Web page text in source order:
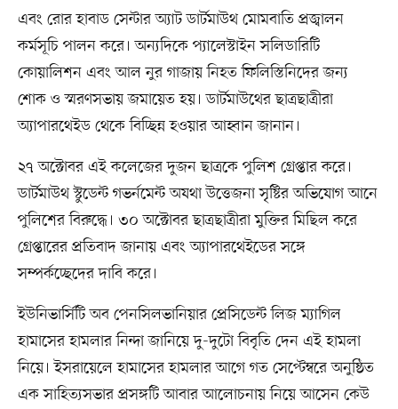
এবং রোর হাবাড সেন্টার অ্যাট ডার্টমাউথ মোমবাতি প্রজ্বালন
কর্মসূচি পালন করে। অন্যদিকে প্যালেস্টাইন সলিডারিটি
কোয়ালিশন এবং আল নুর গাজায় নিহত ফিলিস্তিনিদের জন্য
শোক ও স্মরণসভায় জমায়েত হয়। ডার্টমাউথের ছাত্রছাত্রীরা
অ্যাপারথেইড থেকে বিচ্ছিন্ন হওয়ার আহ্বান জানান।
২৭ অক্টোবর এই কলেজের দুজন ছাত্রকে পুলিশ গ্রেপ্তার করে।
ডার্টমাউথ স্টুডেন্ট গভর্নমেন্ট অযথা উত্তেজনা সৃষ্টির অভিযোগ আনে
পুলিশের বিরুদ্ধে। ৩০ অক্টোবর ছাত্রছাত্রীরা মুক্তির মিছিল করে
গ্রেপ্তারের প্রতিবাদ জানায় এবং অ্যাপারথেইডের সঙ্গে
সম্পর্কচ্ছেদের দাবি করে।
ইউনিভার্সিটি অব পেনসিলভানিয়ার প্রেসিডেন্ট লিজ ম্যাগিল
হামাসের হামলার নিন্দা জানিয়ে দু-দুটো বিবৃতি দেন এই হামলা
নিয়ে। ইসরায়েলে হামাসের হামলার আগে গত সেপ্টেম্বরে অনুষ্ঠিত
এক সাহিত্যসভার প্রসঙ্গটি আবার আলোচনায় নিয়ে আসেন কেউ